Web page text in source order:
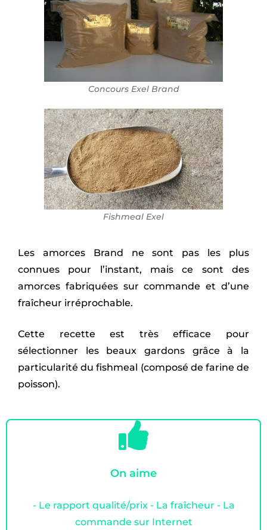
Concours Exel Brand
Fishmeal Exel
Les amorces Brand ne sont pas les plus
connues pour l’instant, mais ce sont des
amorces fabriquées sur commande et d’une
fraîcheur irréprochable.
Cette recette est très efficace pour
sélectionner les beaux gardons grâce à la
particularité du fishmeal (composé de farine de
poisson).
On aime
- Le rapport qualité/prix - La fraîcheur - La
commande sur Internet